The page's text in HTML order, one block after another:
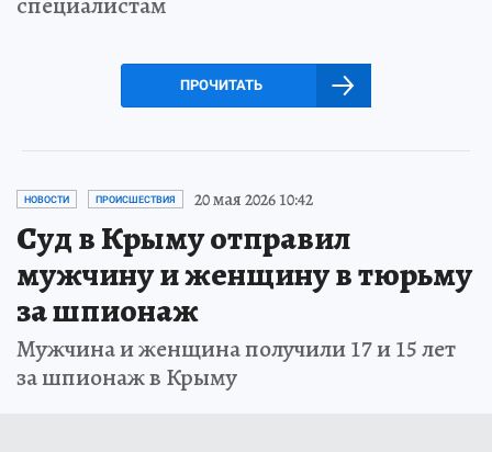
ПРОЧИТАТЬ
НОВОСТИ ПРОИСШЕСТВИЯ 20 мая 2026 10:42
Суд в Крыму отправил
мужчину и женщину в тюрьму
за шпионаж
Мужчина и женщина получили 17 и 15 лет
за шпионаж в Крыму